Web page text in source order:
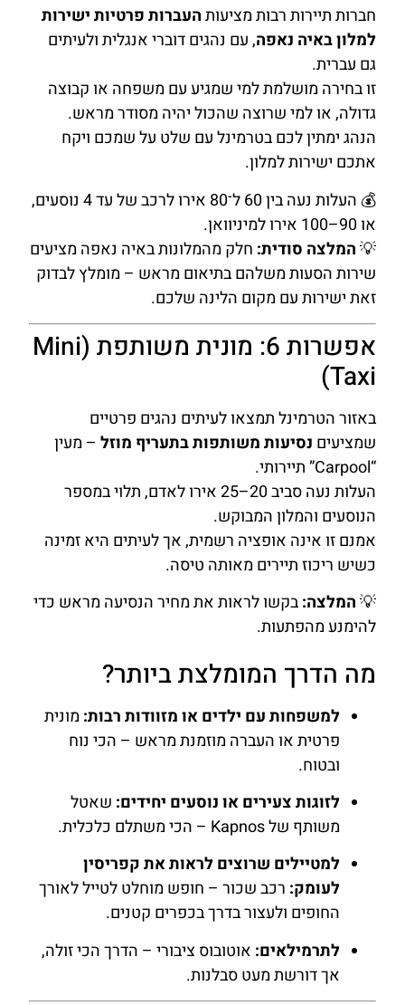
חברות תיירות רבות מציעותהעברות פרטיות ישירות
למלון באיה נאפה, עם נהגים דוברי אנגלית ולעיתים
גם עברית.
זו בחירה מושלמת למי שמגיע עם משפחה או קבוצה
גדולה, או למי שרוצה שהכול יהיה מסודר מראש.
הנהג ימתין לכם בטרמינל עם שלט על שמכם ויקח
אתכם ישירות למלון.
💰 העלות נעה בין 60 ל־80 אירו לרכב של עד 4 נוסעים,
או 90–100 אירו למיניוואן.
💡המלצה סודית: חלק מהמלונות באיה נאפה מציעים
שירות הסעות משלהם בתיאום מראש – מומלץ לבדוק
זאת ישירות עם מקום הלינה שלכם.
אפשרות 6: מונית משותפת (Mini
Taxi)
באזור הטרמינל תמצאו לעיתים נהגים פרטיים
שמציעים נסיעות משותפות בתעריף מוזל – מעין
“Carpool” תיירותי.
העלות נעה סביב 20–25 אירו לאדם, תלוי במספר
הנוסעים והמלון המבוקש.
אמנם זו אינה אופציה רשמית, אך לעיתים היא זמינה
כשיש ריכוז תיירים מאותה טיסה.
💡המלצה:בקשו לראות את מחיר הנסיעה מראש כדי
להימנע מהפתעות.
מה הדרך המומלצת ביותר?
למשפחות עם ילדים או מזוודות רבות: מונית
פרטית או העברה מוזמנת מראש – הכי נוח
ובטוח.
לזוגות צעירים או נוסעים יחידים: שאטל
משותף של Kapnos – הכי משתלם כלכלית.
למטיילים שרוצים לראות את קפריסין
לעומק: רכב שכור – חופש מוחלט לטייל לאורך
החופים ולעצור בדרך בכפרים קטנים.
לתרמילאים: אוטובוס ציבורי – הדרך הכי זולה,
אך דורשת מעט סבלנות.